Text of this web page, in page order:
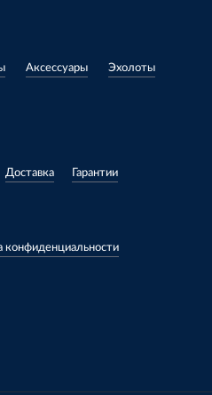
Аксессуары Эхолоты
Доставка Гарантии
конфиденциальности